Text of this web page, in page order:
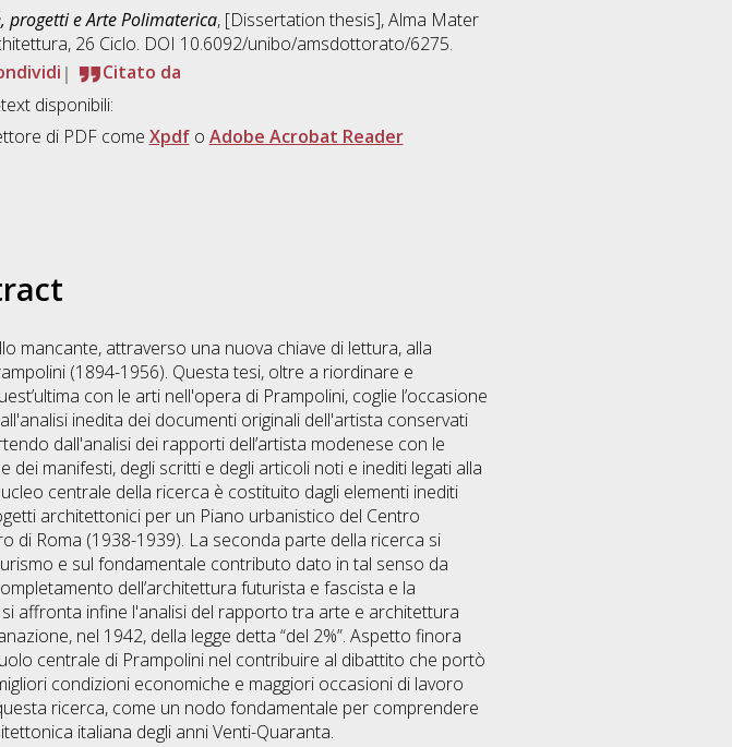
progetti e Arte Polimaterica, [Dissertation thesis], Alma Mater
, 26 Ciclo. DOI 10.6092/unibo/amsdottorato/6275.
Citato da
disponibili:
di PDF come Xpdfo Adobe Acrobat Reader
mancante, attraverso una nuova chiave di lettura, alla
(1894-1956). Questa tesi, oltre a riordinare e
con le arti nell'opera di Prampolini, coglie l’occasione
inedita dei documenti originali dell'artista conservati
dall'analisi dei rapporti dell’artista modenese con le
manifesti, degli scritti e degli articoli noti e inediti legati alla
centrale della ricerca è costituito dagli elementi inediti
architettonici per un Piano urbanistico del Centro
di Roma (1938-1939). La seconda parte della ricerca si
e sul fondamentale contributo dato in tal senso da
dell’architettura futurista e fascista e la
affronta infine l'analisi del rapporto tra arte e architettura
nel 1942, della legge detta “del 2%”. Aspetto finora
centrale di Prampolini nel contribuire al dibattito che portò
condizioni economiche e maggiori occasioni di lavoro
ricerca, come un nodo fondamentale per comprendere
italiana degli anni Venti-Quaranta.